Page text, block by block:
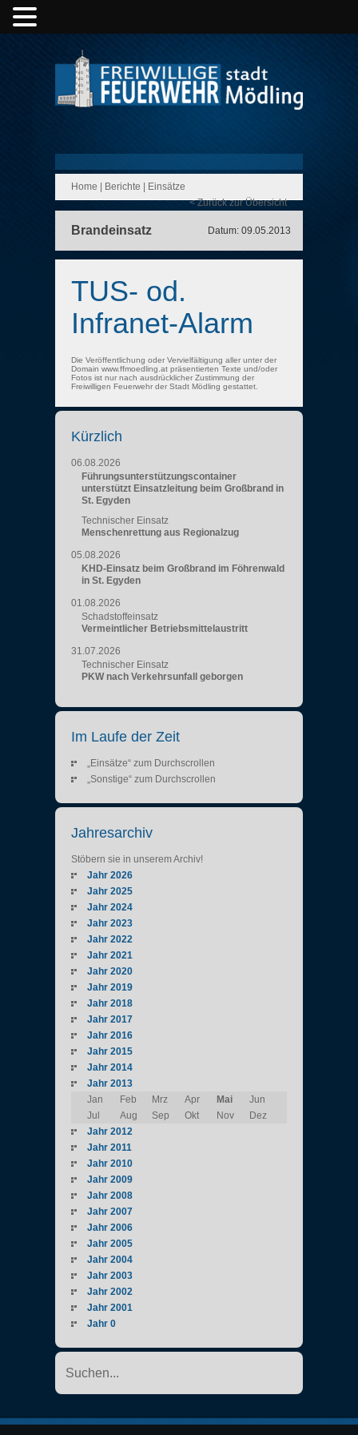
Home Berichte
Einsätze
< Zurück zur Übersicht
Brandeinsatz Datum: 09.05.2013
TUS- od.
Infranet-Alarm
Die Veröffentlichung oder Vervielfältigung aller unter der
Domain www.ffmoedling.at präsentierten Texte und/oder
Fotos ist nur nach ausdrücklicher Zustimmung der
Freiwilligen Feuerwehr der Stadt Mödling gestattet.
Kürzlich
06.08.2026
Führungsunterstützungscontainer
unterstützt Einsatzleitung beim Großbrand in
St. Egyden
Technischer Einsatz
Menschenrettung aus Regionalzug
05.08.2026
KHD-Einsatz beim Großbrand im Föhrenwald
in St. Egyden
01.08.2026
Schadstoffeinsatz
Vermeintlicher Betriebsmittelaustritt
31.07.2026
Technischer Einsatz
PKW nach Verkehrsunfall geborgen
Im Laufe der Zeit
„Einsätze“ zum Durchscrollen
„Sonstige“ zum Durchscrollen
Jahresarchiv
Stöbern sie in unserem Archiv!
Jahr 2026
Jahr 2025
Jahr 2024
Jahr 2023
Jahr 2022
Jahr 2021
Jahr 2020
Jahr 2019
Jahr 2018
Jahr 2017
Jahr 2016
Jahr 2015
Jahr 2014
Jahr 2013
Jan
Feb Mrz Apr Mai
Jun
Jul
Aug Sep Okt Nov
Dez
Jahr 2012
Jahr 2011
Jahr 2010
Jahr 2009
Jahr 2008
Jahr 2007
Jahr 2006
Jahr 2005
Jahr 2004
Jahr 2003
Jahr 2002
Jahr 2001
Jahr 0